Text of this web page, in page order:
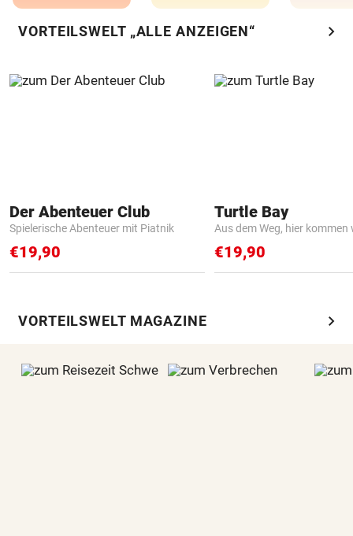
VORTEILSWELT „ALLE ANZEIGEN“ chevron_right
Der Abenteuer Club
Spielerische Abenteuer mit Piatnik
€19,90
Turtle Bay
Aus dem Weg, hier kommen
€19,90
VORTEILSWELT MAGAZINE chevron_right